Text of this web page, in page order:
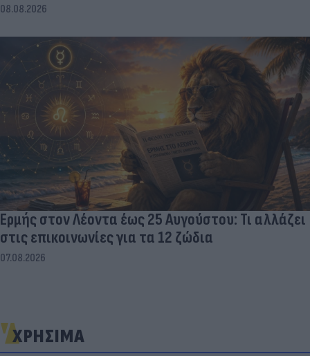
08.08.2026
Ερμής στον Λέοντα έως 25 Αυγούστου: Τι αλλάζει
στις επικοινωνίες για τα 12 ζώδια
07.08.2026
ΧΡΗΣΙΜΑ